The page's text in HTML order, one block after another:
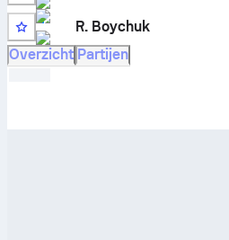
5
Q
R. Boychuk
Overzicht Partijen